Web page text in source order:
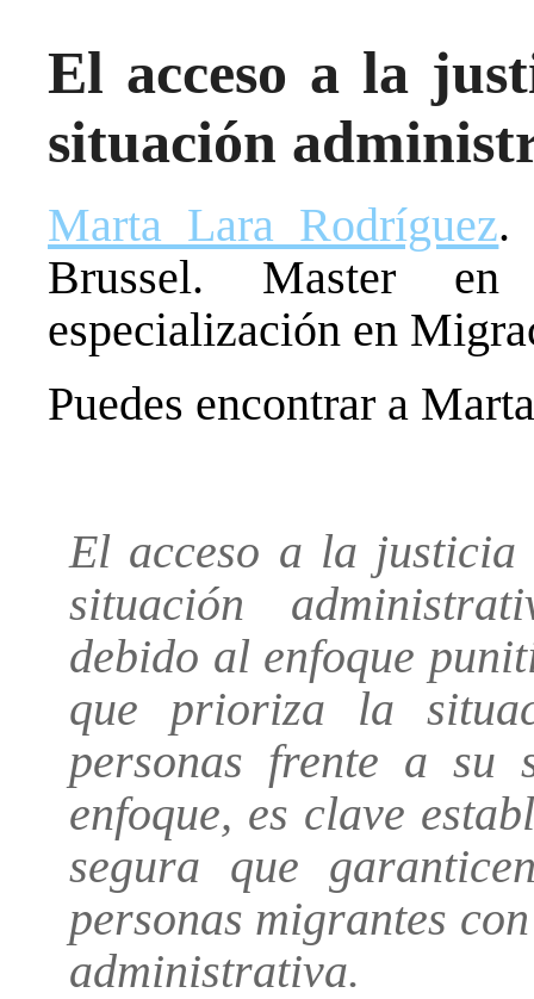
El acceso a la
situación
Marta Lara Rodríguez.
Brussel. Master en
especialización en
Puedes encontrar a
El acceso a la justicia
situación
debido al enfoque
que prioriza la
personas frente a su
enfoque, es clave
segura que
personas migrantes
administrativa.